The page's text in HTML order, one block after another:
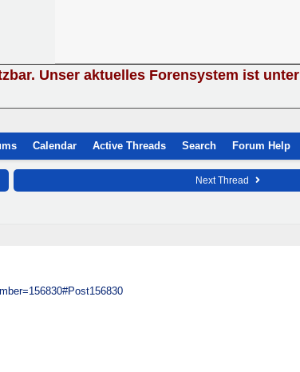
Unser aktuelles Forensystem ist unter
Calendar Active Threads Search Forum Help
Next Thread